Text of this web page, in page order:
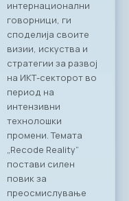
поврзување на
лидерите од ИКТ
индустријата со
цел градење нови
партнерства и
истражување на
можности за
соработка во
опуштена, но
професионална
атмосфера.
Синергија помеѓу
врвното